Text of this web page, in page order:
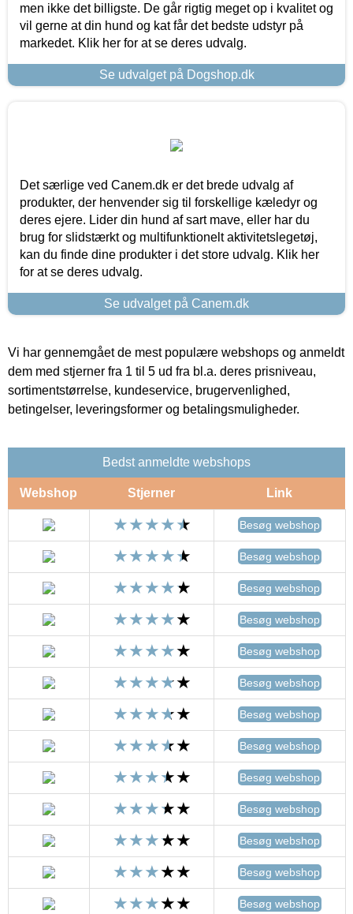
men ikke det billigste. De går rigtig meget op i kvalitet og
vil gerne at din hund og kat får det bedste udstyr på
markedet. Klik her for at se deres udvalg.
Se udvalget på Dogshop.dk
Det særlige ved Canem.dk er det brede udvalg af
produkter, der henvender sig til forskellige kæledyr og
deres ejere. Lider din hund af sart mave, eller har du
brug for slidstærkt og multifunktionelt aktivitetslegetøj,
kan du finde dine produkter i det store udvalg. Klik her
for at se deres udvalg.
Se udvalget på Canem.dk
Vi har gennemgået de mest populære webshops og anmeldt
dem med stjerner fra 1 til 5 ud fra bl.a. deres prisniveau,
sortimentstørrelse, kundeservice, brugervenlighed,
betingelser, leveringsformer og betalingsmuligheder.
Bedst anmeldte webshops
Webshop Stjerner Link
Besøg webshop
Besøg webshop
Besøg webshop
Besøg webshop
Besøg webshop
Besøg webshop
Besøg webshop
Besøg webshop
Besøg webshop
Besøg webshop
Besøg webshop
Besøg webshop
Besøg webshop